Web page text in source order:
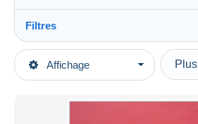
Affichage
Catégories principales
Filtres
Types de vente
En cours
Prix fixes